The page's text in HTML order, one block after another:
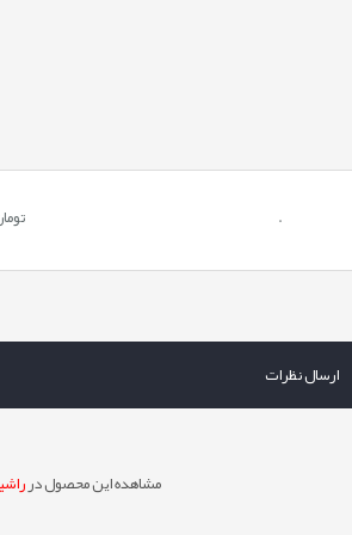
.
ارسال نظرات
مشاهده این محصول در